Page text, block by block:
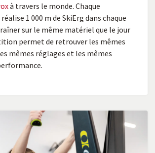
à travers le monde. Chaque
1 000 m de SkiErg dans chaque
sur le même matériel que le jour
permet de retrouver les mêmes
mêmes réglages et les mêmes